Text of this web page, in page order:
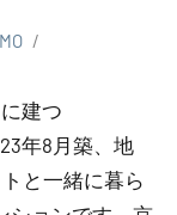
建つ
年8月築、地
と一緒に暮ら